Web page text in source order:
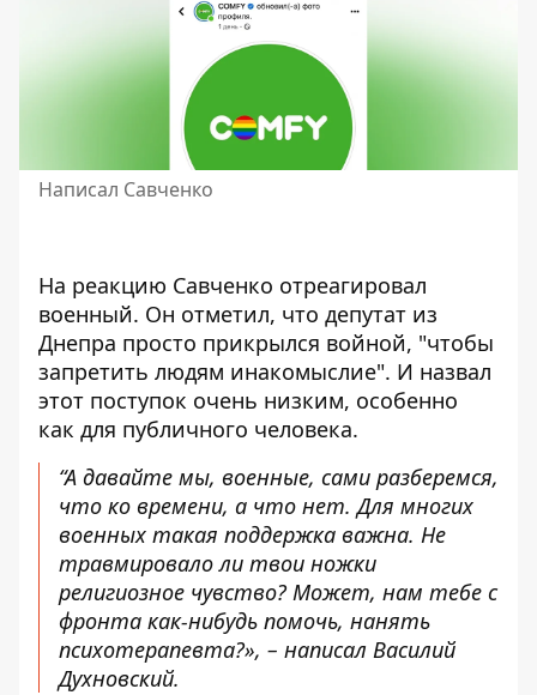
Написал Савченко
На реакцию Савченко отреагировал
военный. Он отметил, что депутат из
Днепра просто прикрылся войной, "чтобы
запретить людям инакомыслие". И назвал
этот поступок очень низким, особенно
как для публичного человека.
“А давайте мы, военные, сами разберемся,
что ко времени, а что нет. Для многих
военных такая поддержка важна. Не
травмировало ли твои ножки
религиозное чувство? Может, нам тебе с
фронта как-нибудь помочь, нанять
психотерапевта?», – написал Василий
Духновский.